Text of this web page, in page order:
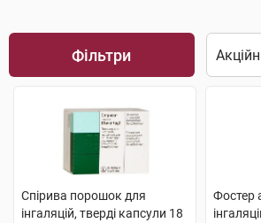
Фільтри
Спірива порошок для
інгаляцій, тверді капсули 18
Фостер